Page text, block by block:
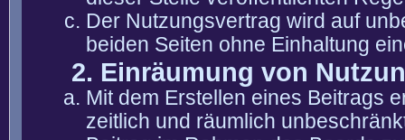
Der Nutzungsvertrag wird auf
beiden Seiten ohne Einhaltung
2. Einräumung von
Mit dem Erstellen eines Beitrags
zeitlich und räumlich